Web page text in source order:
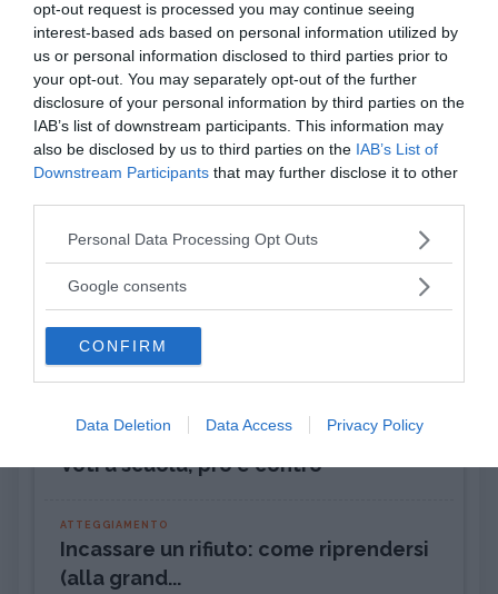
opt-out request is processed you may continue seeing
interest-based ads based on personal information utilized by
us or personal information disclosed to third parties prior to
your opt-out. You may separately opt-out of the further
disclosure of your personal information by third parties on the
IAB’s list of downstream participants. This information may
also be disclosed by us to third parties on the IAB’s List of
Downstream Participants that may further disclose it to other
Please note that this website/app uses one or more Google
not limited to your visit or usage behaviour. You may click to
use your data for below specified purposes in below Google
consent section.
Personal Data Processing Opt Outs
Google consents
CONFIRM
Data Deletion Data Access Privacy Policy
Attività
Ultimi argomenti
Terminologia e dintorni
Emozioni Psicoterapie
Voti a scuola, pro e contro
ATTEGGIAMENTO
Incassare un rifiuto: come riprendersi
(alla grand...